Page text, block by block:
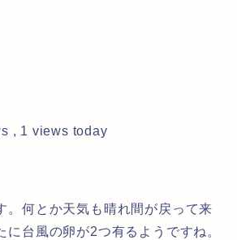
, 1 views today
。何とか天気も晴れ間が戻って来
に台風の卵が2つ有るようですね。